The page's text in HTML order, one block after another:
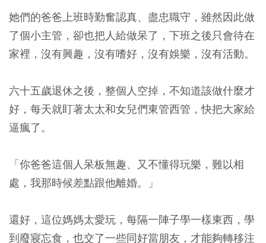
她們的爸爸上班時勤奮認真、盡忠職守，雖然因此做
了個小主管，卻也把人給做呆了，下班之後只會待在
家裡，沒有興趣，沒有嗜好，沒有娛樂，沒有活動。
六十五歲退休之後，整個人空掉，不知道該做什麼才
好，每天就盯著太太和女兒們東管西管，快把大家給
逼瘋了。
「你爸爸這個人呆板無趣、又不懂得玩樂，難以相
處，我那時候差點跟他離婚。」
還好，這位媽媽太愛玩，每隔一陣子學一樣東西，學
到廢寢忘食，也交了一些同好當朋友，才能夠轉移注